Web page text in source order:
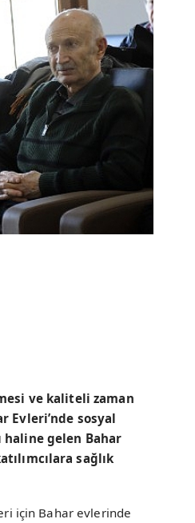
ve kaliteli zaman
Evleri’nde sosyal
haline gelen Bahar
sağlık
için Bahar evlerinde